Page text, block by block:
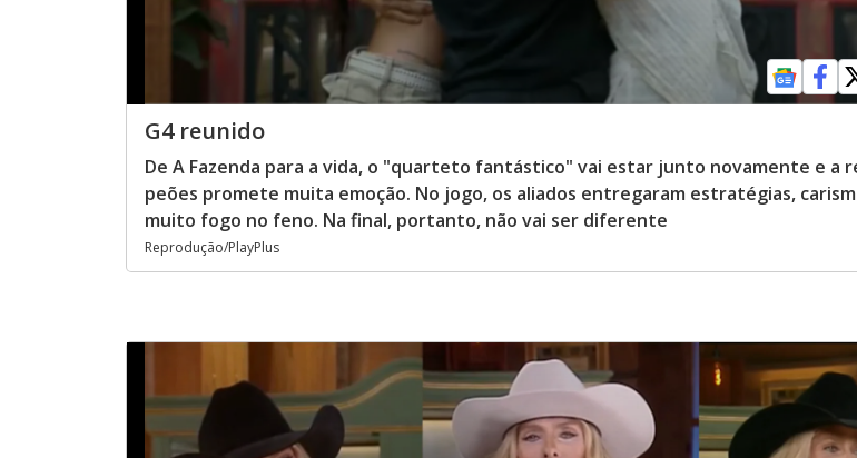
G4 reunido
De A Fazenda para a vida, o "quarteto fantástico" vai estar junto novamente e a
peões promete muita emoção. No jogo, os aliados entregaram estratégias,
muito fogo no feno. Na final, portanto, não vai ser diferente
Reprodução/PlayPlus